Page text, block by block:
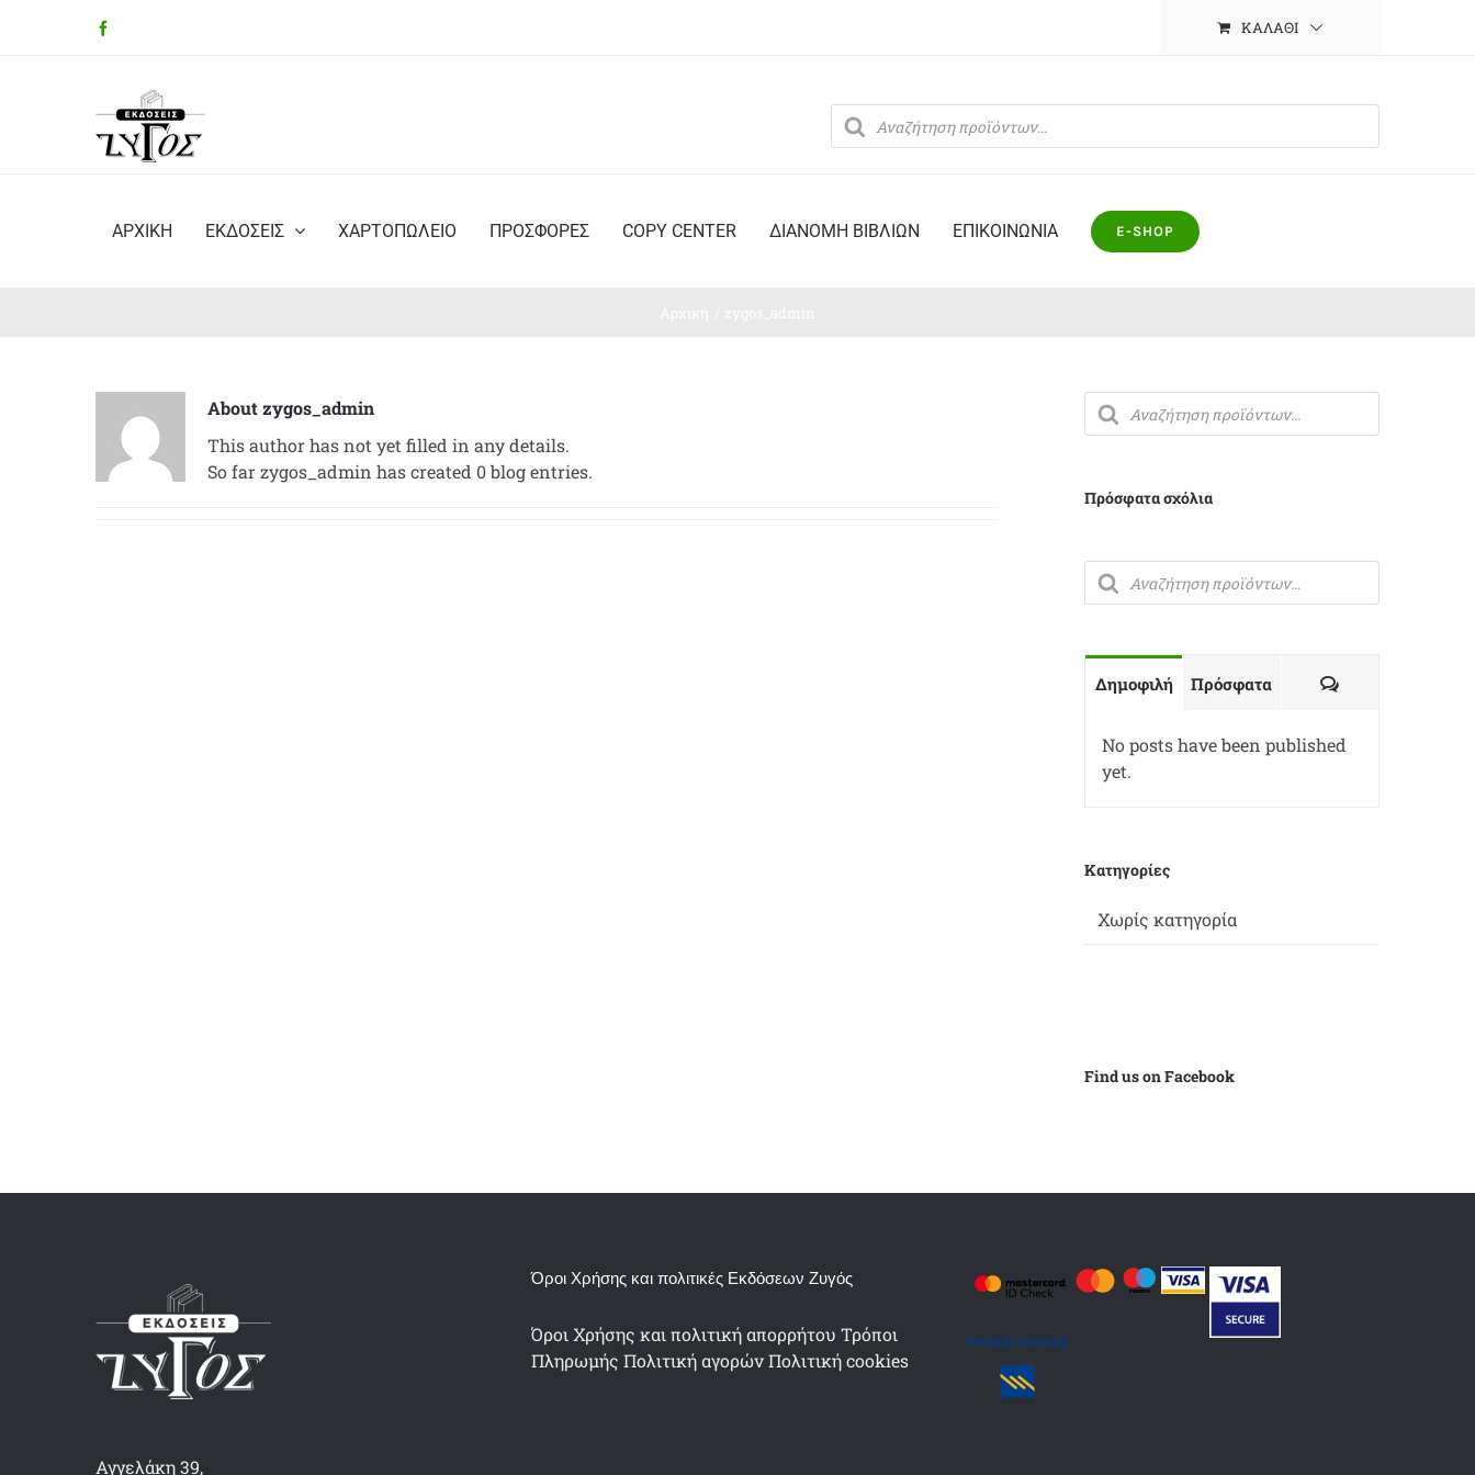
ΚΑΛΆΘΙ
Products
search
ΑΡΧΙΚΗ ΕΚΔΟΣΕΙΣ ΧΑΡΤΟΠΩΛΕΙΟ ΠΡΟΣΦΟΡΕΣ COPY CENTER ΔΙΑΝΟΜΗ ΒΙΒΛΙΩΝ ΕΠΙΚΟΙΝΩΝΙΑ E-SHOP
Aboutzygos_admin
This author has not yet filled in any details.
So far zygos_admin has created 0 blog entries.
Products
search
Πρόσφατα σχόλια
Products
search
Δημοφιλή Πρόσφατα Σχόλια
No posts have been published
yet.
Kατηγορίες
Χωρίς κατηγορία
Find us on Facebook
Αγγελάκη 39,
Όροι Χρήσης και πολιτικές Εκδόσεων Ζυγός
Όροι Χρήσης και πολιτική απορρήτου Τρόποι
Πληρωμής Πολιτική αγορών Πολιτική cookies